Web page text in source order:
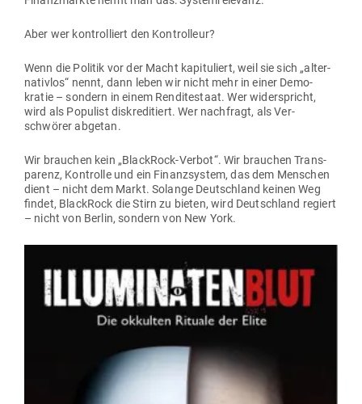
Aber wer kon­trol­liert den Kontrolleur?
Wenn die Politik vor der Macht kapi­tu­liert, weil sie sich „alter­
na­tivlos“ nennt, dann leben wir nicht mehr in einer Demo­
kratie – sondern in einem Ren­di­te­staat. Wer wider­spricht,
wird als Populist dis­kre­di­tiert. Wer nach­fragt, als Ver­
schwörer abgetan.
Wir brauchen kein „BlackRock-Verbot“. Wir brauchen Trans­
parenz, Kon­trolle und ein Finanz­system, das dem Men­schen
dient – nicht dem Markt. Solange Deutschland keinen Weg
findet, BlackRock die Stirn zu bieten, wird Deutschland regiert
– nicht von Berlin, sondern von New York.